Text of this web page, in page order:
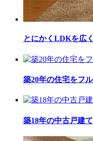
とにかくLDKを広
築20年の住宅をフ
築18年の中古戸建